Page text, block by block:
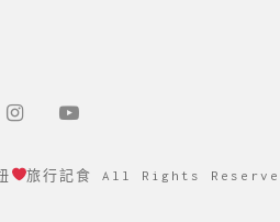
旅行記食 All Rights